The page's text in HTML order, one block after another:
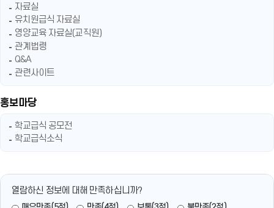
자료실
유치원급식 자료실
영양교육 자료실(교직원)
관계법령
Q&A
관련사이트
홍보마당
학교급식 공모전
학교급식소식
열람하신 정보에 대해 만족하십니까?